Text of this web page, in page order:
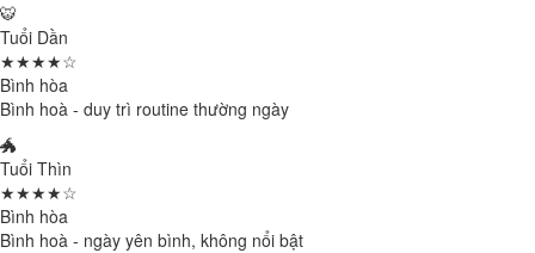
🐯
Tuổi Dần
★★★★☆
Bình hòa
Bình hoà - duy trì routine thường ngày
🐲
Tuổi Thìn
★★★★☆
Bình hòa
Bình hoà - ngày yên bình, không nổi bật